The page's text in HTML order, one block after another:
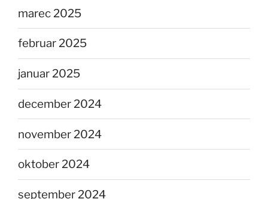
marec 2025
februar 2025
januar 2025
december 2024
november 2024
oktober 2024
september 2024